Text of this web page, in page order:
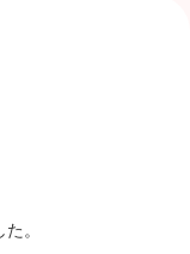
よう、
。